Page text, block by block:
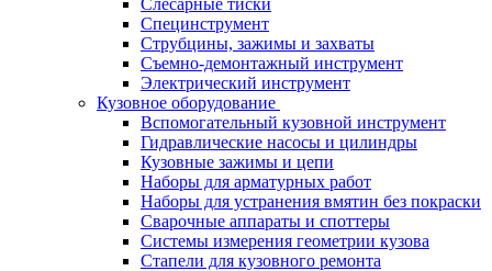
Слесарные тиски
Специнструмент
Струбцины, зажимы и захваты
Съемно-демонтажный инструмент
Электрический инструмент
Кузовное оборудование
Вспомогательный кузовной инструмент
Гидравлические насосы и цилиндры
Кузовные зажимы и цепи
Наборы для арматурных работ
Наборы для устранения вмятин без покраски
Сварочные аппараты и споттеры
Системы измерения геометрии кузова
Стапели для кузовного ремонта